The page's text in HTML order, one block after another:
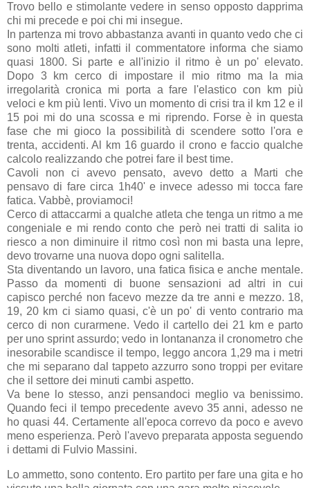
Trovo bello e stimolante vedere in senso opposto dapprima
chi mi precede e poi chi mi insegue.
In partenza mi trovo abbastanza avanti in quanto vedo che ci
sono molti atleti, infatti il commentatore informa che siamo
quasi 1800. Si parte e all'inizio il ritmo è un po' elevato.
Dopo 3 km cerco di impostare il mio ritmo ma la mia
irregolarità cronica mi porta a fare l'elastico con km più
veloci e km più lenti. Vivo un momento di crisi tra il km 12 e il
15 poi mi do una scossa e mi riprendo. Forse è in questa
fase che mi gioco la possibilità di scendere sotto l'ora e
trenta, accidenti. Al km 16 guardo il crono e faccio qualche
calcolo realizzando che potrei fare il best time.
Cavoli non ci avevo pensato, avevo detto a Marti che
pensavo di fare circa 1h40' e invece adesso mi tocca fare
fatica. Vabbè, proviamoci!
Cerco di attaccarmi a qualche atleta che tenga un ritmo a me
congeniale e mi rendo conto che però nei tratti di salita io
riesco a non diminuire il ritmo così non mi basta una lepre,
devo trovarne una nuova dopo ogni salitella.
Sta diventando un lavoro, una fatica fisica e anche mentale.
Passo da momenti di buone sensazioni ad altri in cui
capisco perché non facevo mezze da tre anni e mezzo. 18,
19, 20 km ci siamo quasi, c'è un po' di vento contrario ma
cerco di non curarmene. Vedo il cartello dei 21 km e parto
per uno sprint assurdo; vedo in lontananza il cronometro che
inesorabile scandisce il tempo, leggo ancora 1,29 ma i metri
che mi separano dal tappeto azzurro sono troppi per evitare
che il settore dei minuti cambi aspetto.
Va bene lo stesso, anzi pensandoci meglio va benissimo.
Quando feci il tempo precedente avevo 35 anni, adesso ne
ho quasi 44. Certamente all'epoca correvo da poco e avevo
meno esperienza. Però l'avevo preparata apposta seguendo
i dettami di Fulvio Massini.
Lo ammetto, sono contento. Ero partito per fare una gita e ho